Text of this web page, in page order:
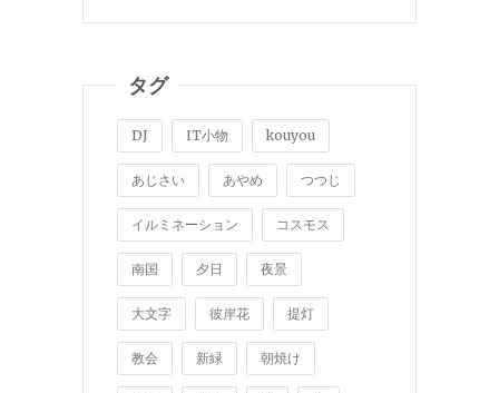
タグ
DJ IT小物 kouyou
あじさい あやめ つつじ
イルミネーション コスモス
南国 夕日 夜景
大文字 彼岸花 提灯
教会 新緑 朝焼け